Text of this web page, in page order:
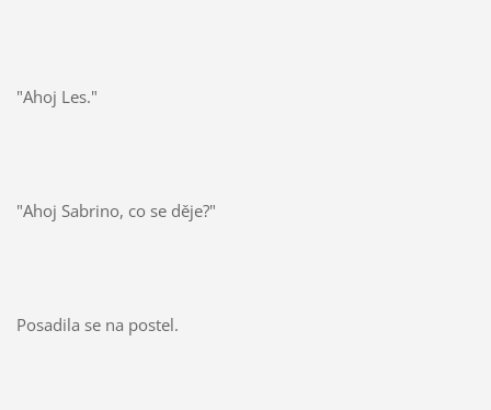
"Ahoj Les."
"Ahoj Sabrino, co se děje?"
Posadila se na postel.